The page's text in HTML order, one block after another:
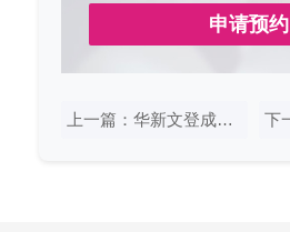
申请预约
上一篇：华新文登成都考研数学暑期集训营招生中